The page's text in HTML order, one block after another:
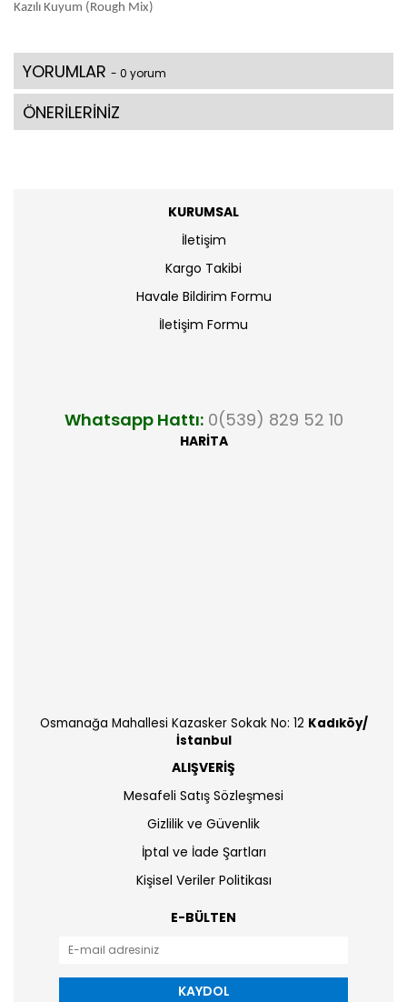
Kazılı Kuyum (Rough Mix)
YORUMLAR - 0 yorum
ÖNERİLERİNİZ
KURUMSAL
İletişim
Kargo Takibi
Havale Bildirim Formu
İletişim Formu
Whatsapp Hattı: 0(539) 829 52 10
HARİTA
Osmanağa Mahallesi Kazasker Sokak No: 12 Kadıköy/
İstanbul
ALIŞVERİŞ
Mesafeli Satış Sözleşmesi
Gizlilik ve Güvenlik
İptal ve İade Şartları
Kişisel Veriler Politikası
E-BÜLTEN
KAYDOL